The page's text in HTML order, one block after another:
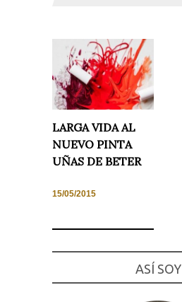
LARGA VIDA AL
NUEVO PINTA
UÑAS DE BETER
15/05/2015
ASÍ SOY